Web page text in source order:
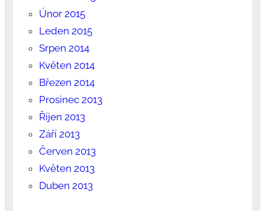
Únor 2015
Leden 2015
Srpen 2014
Květen 2014
Březen 2014
Prosinec 2013
Říjen 2013
Září 2013
Červen 2013
Květen 2013
Duben 2013